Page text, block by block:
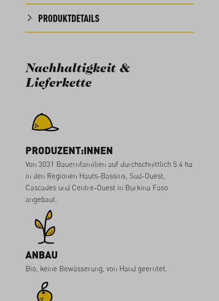
PRODUKTDETAILS
Nachhaltigkeit &
Lieferkette
PRODUZENT:INNEN
Von 3031 Bauernfamilien auf durchschnittlich 5.4 ha
in den Regionen Hauts-Bassins, Sud-Ouest,
Cascades und Centre-Ouest in Burkina Faso
angebaut.
ANBAU
Bio, keine Bewässerung, von Hand geerntet.